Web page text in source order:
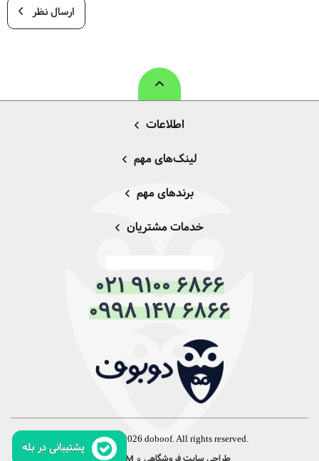
ارسال نظر
پشتیبانی در بله
اطلاعات
لینک‌های مهم
برندهای مهم
خدمات مشتریان
021 9100 6866
0998 147 6866
Copyright © 2026 doboof. All rights reserved.